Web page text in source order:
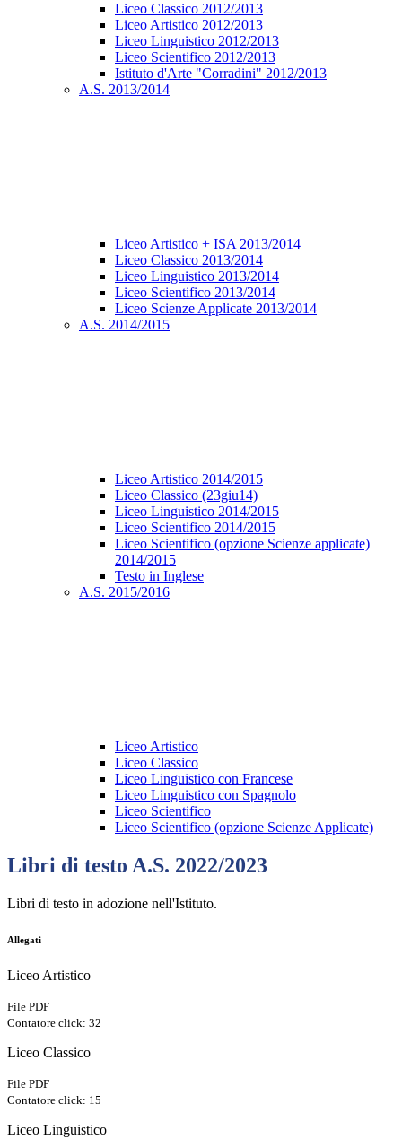
Liceo Classico 2012/2013
Liceo Artistico 2012/2013
Liceo Linguistico 2012/2013
Liceo Scientifico 2012/2013
Istituto d'Arte "Corradini" 2012/2013
A.S. 2013/2014
Liceo Artistico + ISA 2013/2014
Liceo Classico 2013/2014
Liceo Linguistico 2013/2014
Liceo Scientifico 2013/2014
Liceo Scienze Applicate 2013/2014
A.S. 2014/2015
Liceo Artistico 2014/2015
Liceo Classico (23giu14)
Liceo Linguistico 2014/2015
Liceo Scientifico 2014/2015
Liceo Scientifico (opzione Scienze applicate)
2014/2015
Testo in Inglese
A.S. 2015/2016
Liceo Artistico
Liceo Classico
Liceo Linguistico con Francese
Liceo Linguistico con Spagnolo
Liceo Scientifico
Liceo Scientifico (opzione Scienze Applicate)
Libri di testo A.S. 2022/2023
Libri di testo in adozione nell'Istituto.
Allegati
Liceo Artistico
File PDF
Contatore click: 32
Liceo Classico
File PDF
Contatore click: 15
Liceo Linguistico